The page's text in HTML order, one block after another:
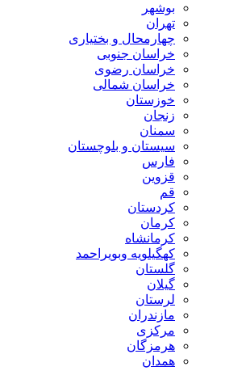
بوشهر
تهران
چهارمحال و بختیاری
خراسان جنوبی
خراسان رضوی
خراسان شمالی
خوزستان
زنجان
سمنان
سیستان و بلوچستان
فارس
قزوین
قم
کردستان
کرمان
کرمانشاه
کهگیلویه وبویراحمد
گلستان
گیلان
لرستان
مازندران
مرکزی
هرمزگان
همدان